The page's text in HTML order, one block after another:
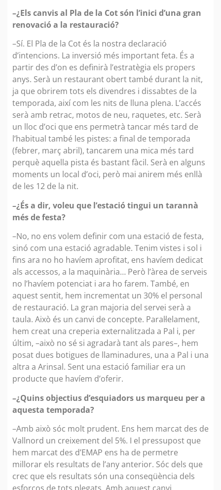
–¿Els canvis al Pla de la Cot són l’inici d’una gran
renovació a la restauració?
–Sí. El Pla de la Cot és la nostra declaració
d’intencions. La inversió més important feta. És a
partir des d’on es definirà l’estratègia els propers
anys. Serà un restaurant obert també durant la nit,
ja que obrirem tots els divendres i dissabtes de la
temporada, així com les nits de lluna plena. L’accés
serà amb retrac, motos de neu, raquetes, etc. Serà
un lloc d’oci que ens permetrà tancar més tard de
l’habitual també les pistes: a final de temporada
(febrer, març abril), tancarem una mica més tard
perquè aquella pista és bastant fàcil. Serà en alguns
moments un local d’oci, però mai anirem més enllà
de les 12 de la nit.
–¿És a dir, voleu que l’estació tingui un tarannà
més de festa?
–No, no ens volem definir com una estació de festa,
sinó com una estació agradable. Tenim vistes i sol i
fins ara no ho havíem aprofitat, ens havíem dedicat
als accessos, a la maquinària… Però l’àrea de serveis
no l’havíem potenciat i ara ho farem. També, en
aquest sentit, hem incrementat un 30% el personal
de restauració. La gran majoria del servei serà a
taula. Això és un canvi de concepte. Paral·lelament,
hem creat una creperia externalitzada a Pal i, per
últim, –això no sé si agradarà tant als pares–, hem
posat dues botigues de llaminadures, una a Pal i una
altra a Arinsal. Sent una estació familiar era un
producte que havíem d’oferir.
–¿Quins objectius d’esquiadors us marqueu per a
aquesta temporada?
–Amb això sóc molt prudent. Ens hem marcat des de
Vallnord un creixement del 5%. I el pressupost que
hem marcat des d’EMAP ens ha de permetre
millorar els resultats de l’any anterior. Sóc dels que
crec que els resultats són una conseqüència dels